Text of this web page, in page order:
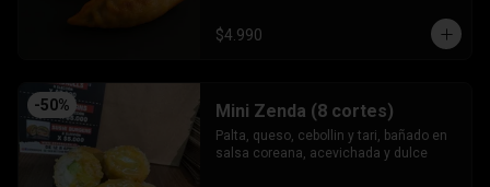
$4.990
-50% Mini Zenda (8 cortes)
Palta, queso, cebollin y tari, bañado en
salsa coreana, acevichada y dulce